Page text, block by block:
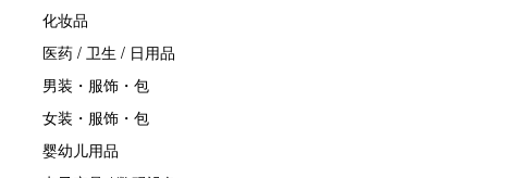
化妆品
医药 / 卫生 / 日用品
男装・服饰・包
女装・服饰・包
婴幼儿用品